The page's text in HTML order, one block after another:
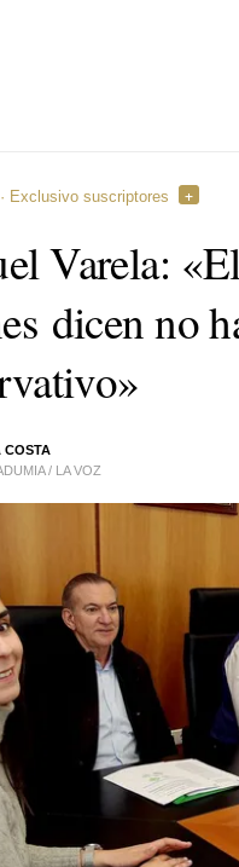
Varela:
dicen no
COSTA
/ LA VOZ
· Exclusivo suscriptores